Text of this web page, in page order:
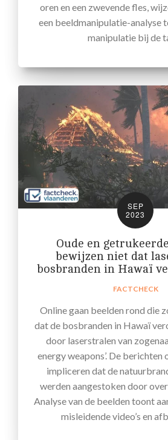
oren en een zwevende fles,
een beeldmanipulatie-analyse
manipulatie bij de
SEP
2023
Oude en
bewijzen niet dat
bosbranden in Hawaï
FACTCHECK
Online gaan beelden rond die
dat de bosbranden in Hawaï
door laserstralen van
energy weapons’. De berichten
impliceren dat de
werden aangestoken door
Analyse van de beelden toont
misleidende video’s en